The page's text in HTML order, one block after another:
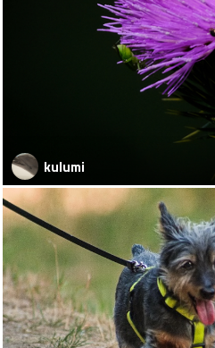
kulumi